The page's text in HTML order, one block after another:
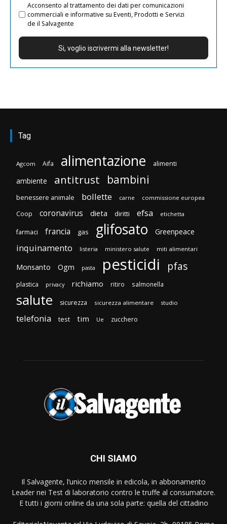
Acconsento al trattamento dei dati per comunicazioni
commerciali e informative su Eventi, Prodotti e Servizi
de il Salvagente
Tag
Agcom Aifa alimentazione alimenti
ambiente antitrust bambini
benessere animale bollette carne commissione europea
Coop coronavirus dieta diritti efsa etichetta
farmaci francia gas glifosato Greenpeace
inquinamento listeria ministero salute miti alimentari
Monsanto Ogm pasta pesticidi pfas
plastica privacy richiamo ritiro salmonella
salute sicurezza sicurezza alimentare studio
telefonia test tim Ue zucchero
CHI SIAMO
Il Salvagente, l’unico mensile in edicola, in abbonamento
Leader nei Test di laboratorio contro le truffe al consumatore.
E tutti i giorni online da una sola parte: quella del cittadino